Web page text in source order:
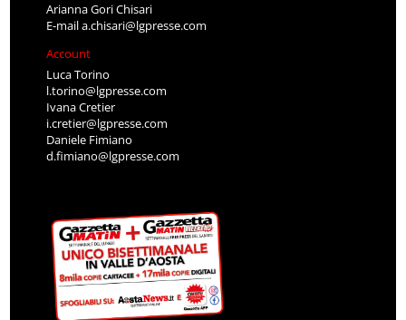
Arianna Gori Chisari
E-maila.chisari@lgpresse.com
Account
Luca Torino
l.torino@lgpresse.com
Ivana Cretier
i.cretier@lgpresse.com
Daniele Fimiano
d.fimiano@lgpresse.com